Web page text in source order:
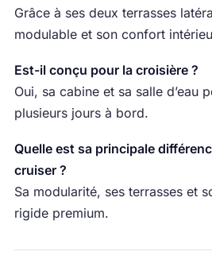
Grâce à ses deux terrasses
modulable et son confort
Est-il conçu pour la croisière ?
Oui, sa cabine et sa salle d’eau
plusieurs jours à bord.
Quelle est sa principale
cruiser ?
Sa modularité, ses terrasses et
rigide premium.